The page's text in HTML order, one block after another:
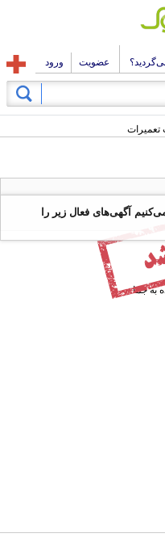
عضویت ورود
تعمیرات
به جما
آگهی‌های فعال زیر را